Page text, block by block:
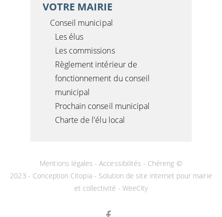
VOTRE MAIRIE
Conseil municipal
Les élus
Les commissions
Règlement intérieur de
fonctionnement du conseil
municipal
Prochain conseil municipal
Charte de l'élu local
Mentions légales -Accessibilités - Chéreng ©
2023 - Conception Citopia- Solution de site internet pour mairie
et collectivité - WeeCity